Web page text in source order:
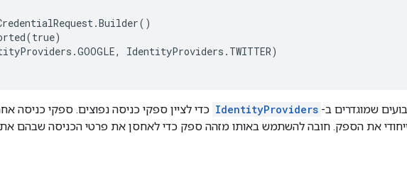
IdentityProviders.TWITTER)
שמוגדרים ב- IdentityProviders כדי לציין ספקי כניסה נפוצים. ספקי כניסה
את הספק. חובה להשתמש באותו מזהה ספק כדי לאחסן את פרטי הכניסה שבהם